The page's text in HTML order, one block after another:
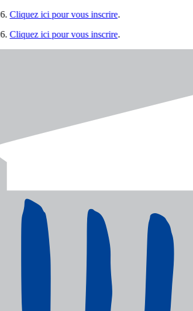
ici pour vous inscrire.
ici pour vous inscrire.